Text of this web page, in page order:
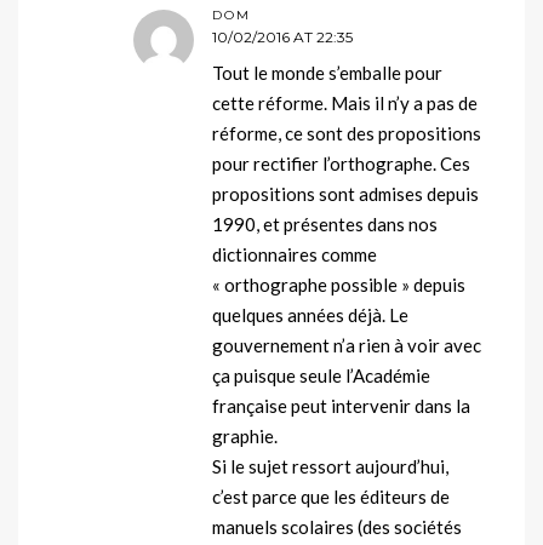
DOM
10/02/2016 AT 22:35
Tout le monde s’emballe pour
cette réforme. Mais il n’y a pas de
réforme, ce sont des propositions
pour rectifier l’orthographe. Ces
propositions sont admises depuis
1990, et présentes dans nos
dictionnaires comme
« orthographe possible » depuis
quelques années déjà. Le
gouvernement n’a rien à voir avec
ça puisque seule l’Académie
française peut intervenir dans la
graphie.
Si le sujet ressort aujourd’hui,
c’est parce que les éditeurs de
manuels scolaires (des sociétés